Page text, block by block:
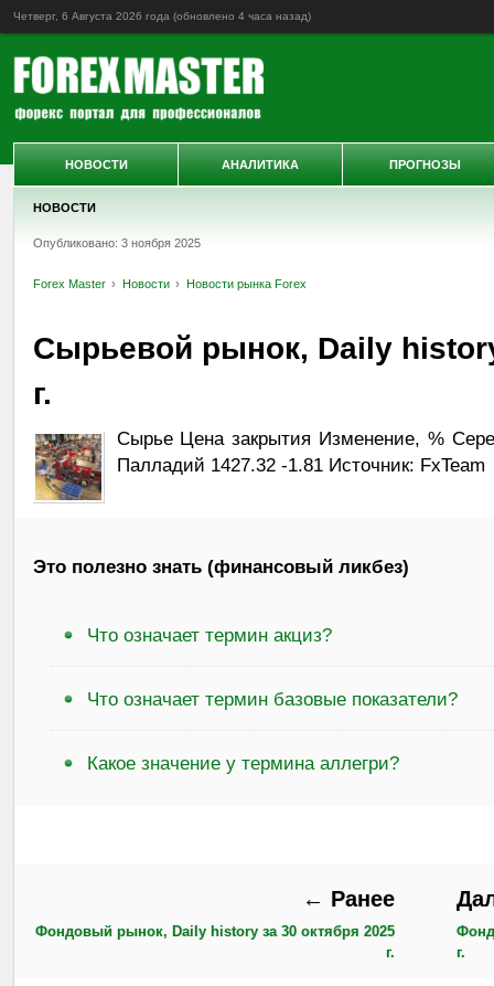
Четверг, 6 Августа 2026 года (обновлено 4 часа назад)
НОВОСТИ
Опубликовано: 3 ноября 2025
Forex Master Новости Новости рынка Forex
Сырьевой рынок, Daily
г.
Сырье Цена закрытия Изменение, %
Палладий 1427.32 -1.81 Источник: FxTeam
Это полезно знать (финансовый ликбез)
Что означает термин акциз?
Что означает термин базовые показатели?
Какое значение у термина аллегри?
← Ранее
Фондовый рынок, Daily history за 30 октября 2025
г.
г.
НОВОСТИ АНАЛИТИКА ПРОГНОЗЫ